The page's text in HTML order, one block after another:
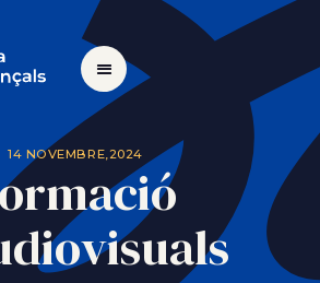
14 NOVEMBRE,2024